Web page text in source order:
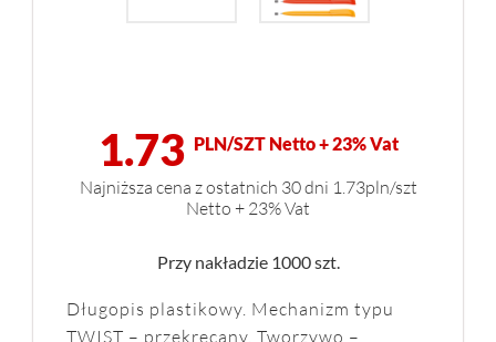
Przy nakładzie 1000 szt.
1.73 PLN/SZT Netto + 23% Vat
Najniższa cena z ostatnich 30 dni 1.73pln/szt
Netto + 23% Vat
Długopis plastikowy. Mechanizm typu
TWIST – przekręcany. Tworzywo –